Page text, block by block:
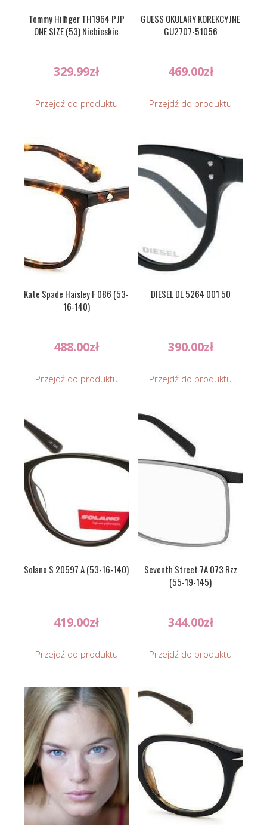
Tommy Hilfiger TH1964 PJP
ONE SIZE (53) Niebieskie
329.99zł
Przejdź do produktu
GUESS OKULARY KOREKCYJNE
GU2707-51056
469.00zł
Przejdź do produktu
Kate Spade Haisley F 086 (53-
16-140)
488.00zł
Przejdź do produktu
DIESEL DL 5264 001 50
390.00zł
Przejdź do produktu
Solano S 20597 A (53-16-140)
419.00zł
Przejdź do produktu
Seventh Street 7A 073 Rzz
(55-19-145)
344.00zł
Przejdź do produktu